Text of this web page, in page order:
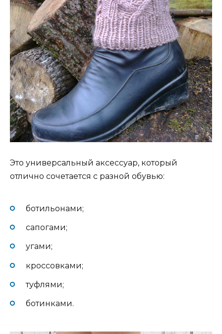
Это универсальный аксессуар, который
отлично сочетается с разной обувью:
ботильонами;
сапогами;
угами;
кроссовками;
туфлями;
ботинками.